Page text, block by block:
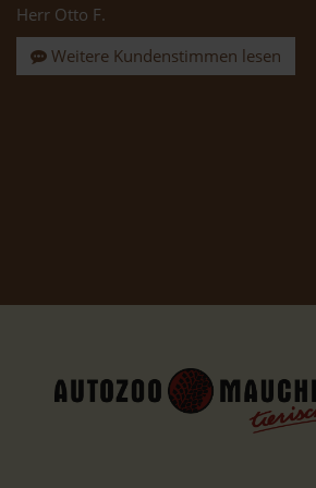
Herr Otto F.
Weitere Kundenstimmen lesen